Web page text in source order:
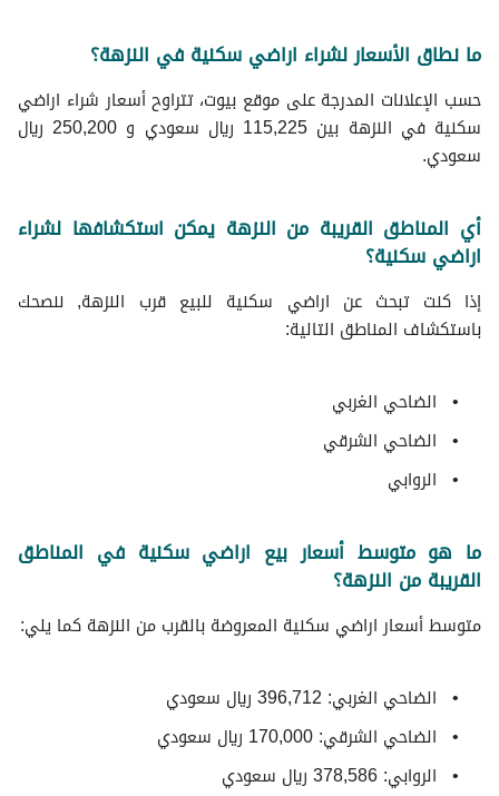
ما نطاق الأسعار لشراء اراضي سكنية في النزهة؟
حسب الإعلانات المدرجة على موقع بيوت، تتراوح أسعار شراء اراضي
سكنية في النزهة بين 115,225 ريال سعودي و 250,200 ريال
سعودي.
أي المناطق القريبة من النزهة يمكن استكشافها لشراء
اراضي سكنية؟
إذا كنت تبحث عن اراضي سكنية للبيع قرب النزهة, ننصحك
باستكشاف المناطق التالية:
الضاحي الغربي
الضاحي الشرقي
الروابي
ما هو متوسط أسعار بيع اراضي سكنية في المناطق
القريبة من النزهة؟
متوسط ​​أسعار اراضي سكنية المعروضة بالقرب من النزهة كما يلي:
الضاحي الغربي: 396,712 ريال سعودي
الضاحي الشرقي: 170,000 ريال سعودي
الروابي: 378,586 ريال سعودي